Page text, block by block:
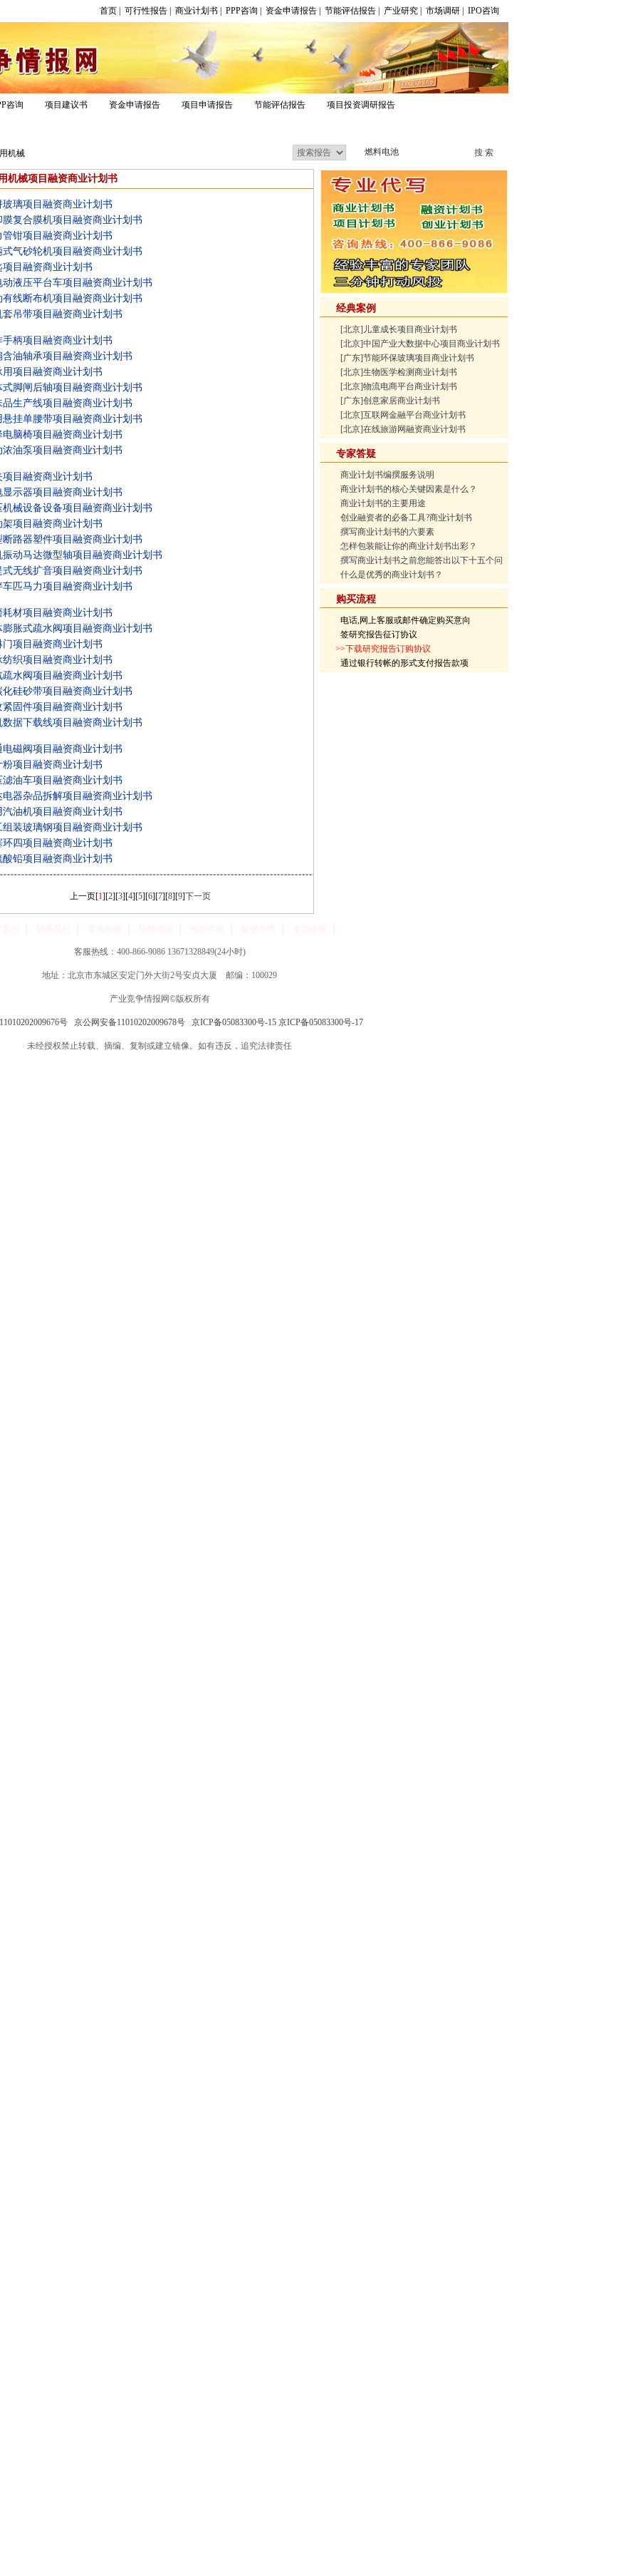
首页 可行性报告 商业计划书 PPP咨询 资金申请报告 节能评估报告 产业研究 市场调研 IPO咨询
咨询 项目建议书 资金申请报告 项目申请报告 节能评估报告 项目投资调研报告
机械
机械项目融资商业计划书
玻璃项目融资商业计划书
膜复合膜机项目融资商业计划书
管钳项目融资商业计划书
式气砂轮机项目融资商业计划书
项目融资商业计划书
动液压平台车项目融资商业计划书
有线断布机项目融资商业计划书
套吊带项目融资商业计划书
手柄项目融资商业计划书
含油轴承项目融资商业计划书
用项目融资商业计划书
式脚闸后轴项目融资商业计划书
品生产线项目融资商业计划书
悬挂单腰带项目融资商业计划书
电脑椅项目融资商业计划书
浓油泵项目融资商业计划书
项目融资商业计划书
显示器项目融资商业计划书
机械设备设备项目融资商业计划书
架项目融资商业计划书
断路器塑件项目融资商业计划书
振动马达微型轴项目融资商业计划书
式无线扩音项目融资商业计划书
车匹马力项目融资商业计划书
耗材项目融资商业计划书
膨胀式疏水阀项目融资商业计划书
门项目融资商业计划书
纺织项目融资商业计划书
疏水阀项目融资商业计划书
化硅砂带项目融资商业计划书
紧固件项目融资商业计划书
数据下载线项目融资商业计划书
电磁阀项目融资商业计划书
粉项目融资商业计划书
滤油车项目融资商业计划书
电器杂品拆解项目融资商业计划书
汽油机项目融资商业计划书
组装玻璃钢项目融资商业计划书
环四项目融资商业计划书
酸铅项目融资商业计划书
上一页[1][2][3][4][5][6][7][8][9]下一页
经典案例
[北京]儿童成长项目商业计划书
2 [北京]中国产业大数据中心项目商业计划书
[广东]节能环保玻璃项目商业计划书
[北京]生物医学检测商业计划书
5 [北京]物流电商平台商业计划书
[广东]创意家居商业计划书
[北京]互联网金融平台商业计划书
[北京]在线旅游网融资商业计划书
专家答疑
商业计划书编撰服务说明
2 商业计划书的核心关键因素是什么？
商业计划书的主要用途
创业融资者的必备工具?商业计划书
5 撰写商业计划书的六要素
怎样包装能让你的商业计划书出彩？
撰写商业计划书之前您能答出以下十五个问题吗？
什么是优秀的商业计划书？
购买流程
电话,网上客服或邮件确定购买意向
2
签研究报告征订协议
>>下载研究报告订购协议
通过银行转帐的形式支付报告款项
客服热线：400-866-9086 13671328849(24小时)
地址：北京市东城区安定门外大街2号安贞大厦 邮编：100029
产业竞争情报网©版权所有
号 京公网安备11010202009678号 京ICP备05083300号-15 京ICP备05083300号-17
未经授权禁止转载、摘编、复制或建立镜像。如有违反，追究法律责任